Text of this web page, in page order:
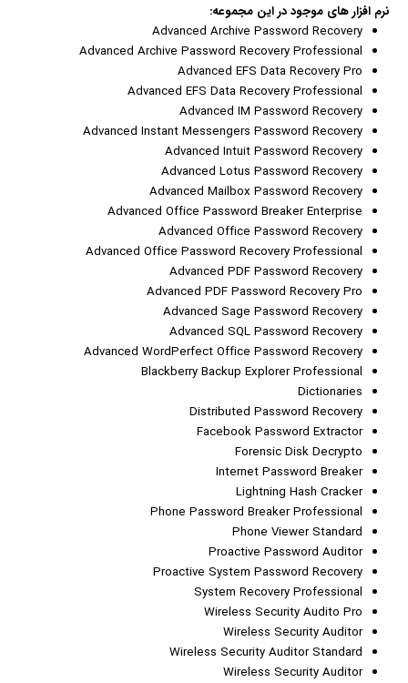
نرم افزارهای موجود در این مجموعه:
Advanced Archive Password Recovery
Advanced Archive Password Recovery Professional
Advanced EFS Data Recovery Pro
Advanced EFS Data Recovery Professional
Advanced IM Password Recovery
Advanced Instant Messengers Password Recovery
Advanced Intuit Password Recovery
Advanced Lotus Password Recovery
Advanced Mailbox Password Recovery
Advanced Office Password Breaker Enterprise
Advanced Office Password Recovery
Advanced Office Password Recovery Professional
Advanced PDF Password Recovery
Advanced PDF Password Recovery Pro
Advanced Sage Password Recovery
Advanced SQL Password Recovery
Advanced WordPerfect Office Password Recovery
Blackberry Backup Explorer Professional
Dictionaries
Distributed Password Recovery
Facebook Password Extractor
Forensic Disk Decrypto
Internet Password Breaker
Lightning Hash Cracker
Phone Password Breaker Professional
Phone Viewer Standard
Proactive Password Auditor
Proactive System Password Recovery
System Recovery Professional
Wireless Security Audito Pro
Wireless Security Auditor
Wireless Security Auditor Standard
Wireless Security Auditor